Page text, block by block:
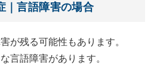
｜言語障害の場合
が残る可能性もあります。
言語障害があります。